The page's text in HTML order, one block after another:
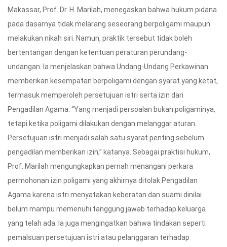
Makassar, Prof. Dr. H. Marilah, menegaskan bahwa hukum pidana
pada dasarnya tidak melarang seseorang berpoligami maupun
melakukan nikah siri. Namun, praktik tersebut tidak boleh
bertentangan dengan ketentuan peraturan perundang-
undangan. Ia menjelaskan bahwa Undang-Undang Perkawinan
memberikan kesempatan berpoligami dengan syarat yang ketat,
termasuk memperoleh persetujuan istri serta izin dari
Pengadilan Agama. “Yang menjadi persoalan bukan poligaminya,
tetapi ketika poligami dilakukan dengan melanggar aturan.
Persetujuan istri menjadi salah satu syarat penting sebelum
pengadilan memberikan izin,” katanya. Sebagai praktisi hukum,
Prof. Marilah mengungkapkan pernah menangani perkara
permohonan izin poligami yang akhirnya ditolak Pengadilan
Agama karena istri menyatakan keberatan dan suami dinilai
belum mampu memenuhi tanggung jawab terhadap keluarga
yang telah ada. Ia juga mengingatkan bahwa tindakan seperti
pemalsuan persetujuan istri atau pelanggaran terhadap